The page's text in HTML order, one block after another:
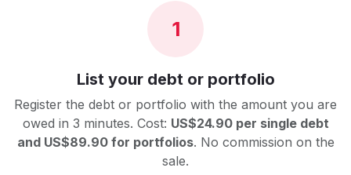
1
List your debt or portfolio
Register the debt or portfolio with the amount you are
owed in 3 minutes. Cost: US$24.90 per single debt
and US$89.90 for portfolios. No commission on the
sale.